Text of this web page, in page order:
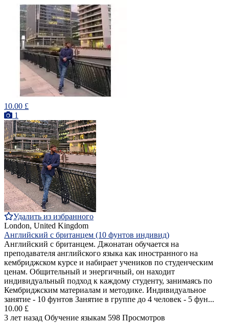
10.00 £
1
Удалить из избранного
London, United Kingdom
Английский с британцем (10 фунтов индивид)
Английский с британцем. Джонатан обучается на
преподавателя английского языка как иностранного на
кембриджском курсе и набирает учеников по студенческим
ценам. Общительный и энергичный, он находит
индивидуальный подход к каждому студенту, занимаясь по
Кембриджским материалам и методике. Индивидуальное
занятие - 10 фунтов Занятие в группе до 4 человек - 5 фун...
10.00 £
3 лет назад Обучение языкам 598 Просмотров